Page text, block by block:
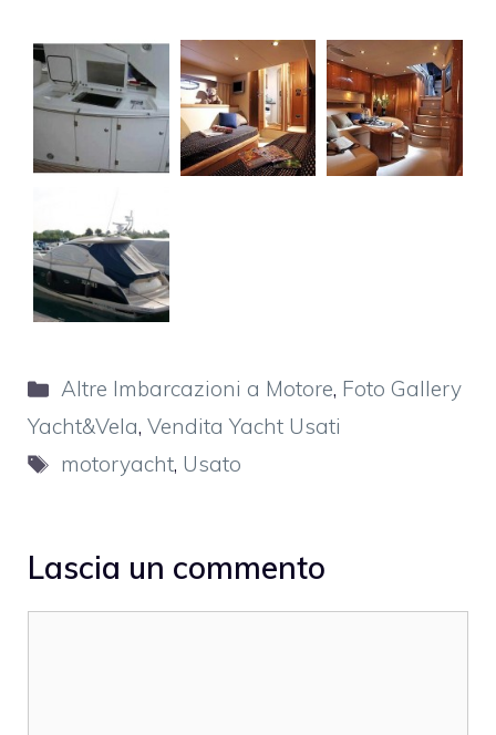
Categorie
Altre Imbarcazioni a Motore, Foto Gallery
Yacht&Vela, Vendita Yacht Usati
Tag
motoryacht, Usato
Lascia un commento